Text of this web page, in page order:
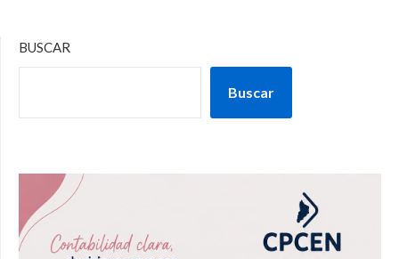
BUSCAR
Buscar